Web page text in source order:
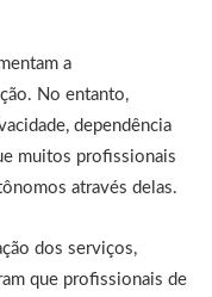
a
No entanto,
dependência
muitos profissionais
através delas.
dos serviços,
que profissionais de